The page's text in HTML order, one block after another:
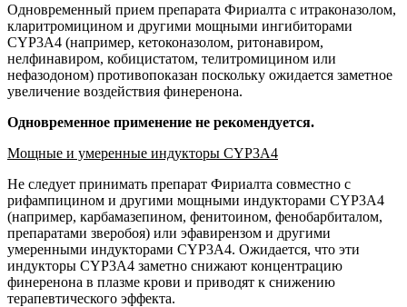
Одновременный прием препарата Фириалта с итраконазолом,
кларитромицином и другими мощными ингибиторами
CYP3A4 (например, кетоконазолом, ритонавиром,
нелфинавиром, кобицистатом, телитромицином или
нефазодоном) противопоказан поскольку ожидается заметное
увеличение воздействия финеренона.
Одновременное применение не рекомендуется.
Мощные и умеренные индукторы CYP3A4
Не следует принимать препарат Фириалта совместно с
рифампицином и другими мощными индукторами CYP3A4
(например, карбамазепином, фенитоином, фенобарбиталом,
препаратами зверобоя) или эфавирензом и другими
умеренными индукторами CYP3A4. Ожидается, что эти
индукторы CYP3A4 заметно снижают концентрацию
финеренона в плазме крови и приводят к снижению
терапевтического эффекта.